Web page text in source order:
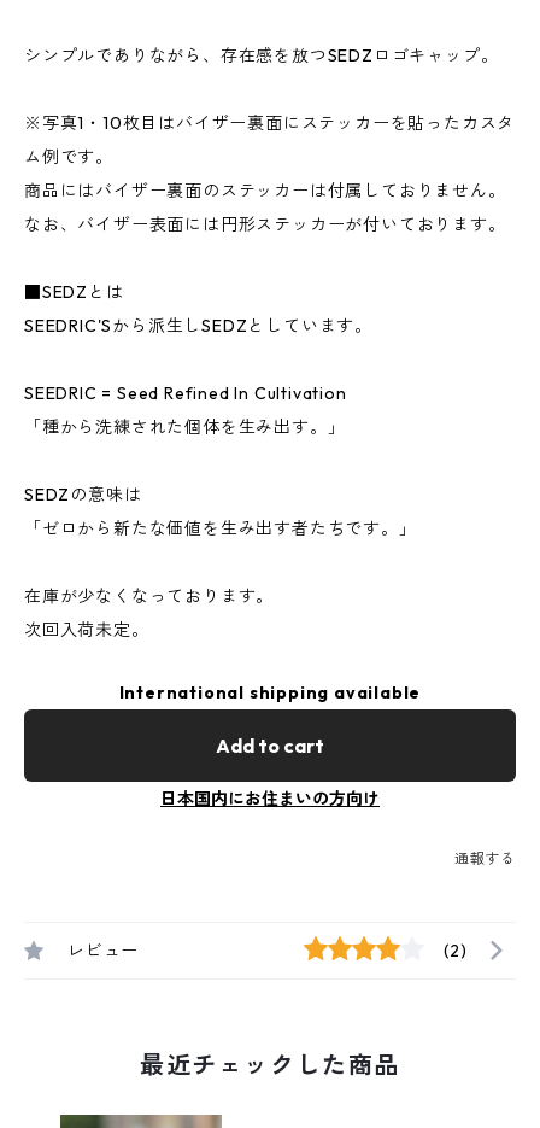
シンプルでありながら、存在感を放つSEDZロゴキャップ。
※写真1・10枚目はバイザー裏面にステッカーを貼ったカスタ
ム例です。
商品にはバイザー裏面のステッカーは付属しておりません。
なお、バイザー表面には円形ステッカーが付いております。
■SEDZとは
SEEDRIC'Sから派生しSEDZとしています。
SEEDRIC = Seed Refined In Cultivation
「種から洗練された個体を生み出す。」
SEDZの意味は
「ゼロから新たな価値を生み出す者たちです。」
在庫が少なくなっております。
次回入荷未定。
International shipping available
Add to cart
日本国内にお住まいの方向け
通報する
レビュー (2)
最近チェックした商品